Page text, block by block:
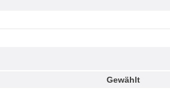
Gewählt